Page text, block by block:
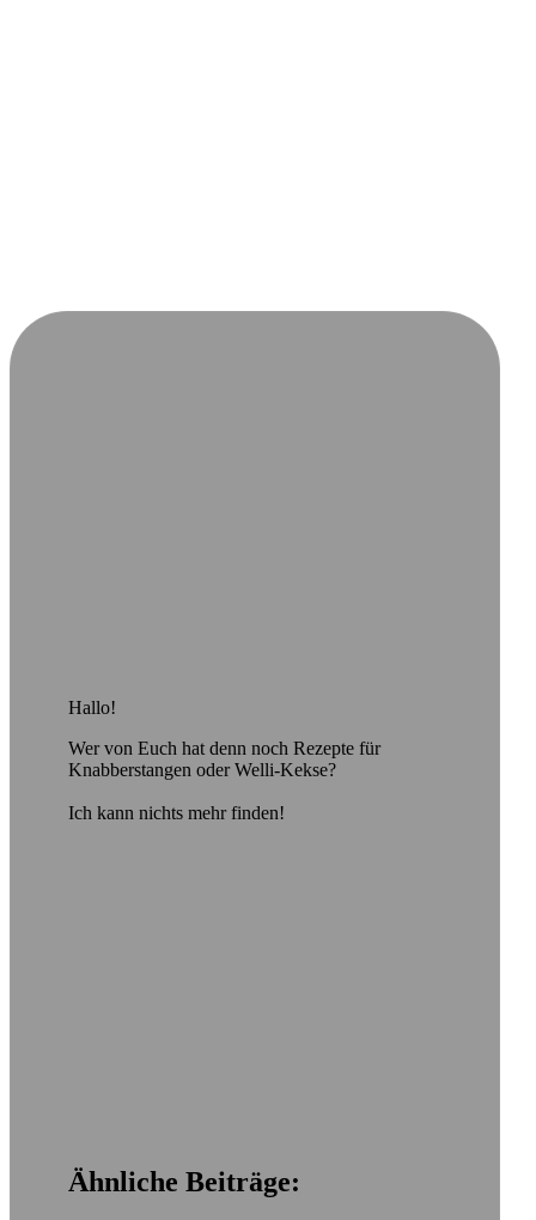
Hallo!
Wer von Euch hat denn noch Rezepte für
Knabberstangen oder Welli-Kekse?
Ich kann nichts mehr finden!
Ähnliche Beiträge: